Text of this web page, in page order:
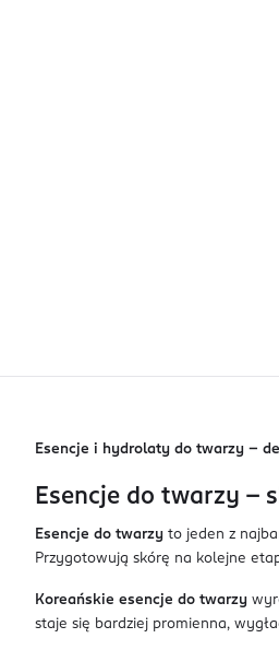
Esencje i hydrolaty do twarzy –
Esencje do twarzy –
Esencje do twarzy to jeden z
Przygotowują skórę na kolejne
Koreańskie esencje do twarzy
staje się bardziej promienna,